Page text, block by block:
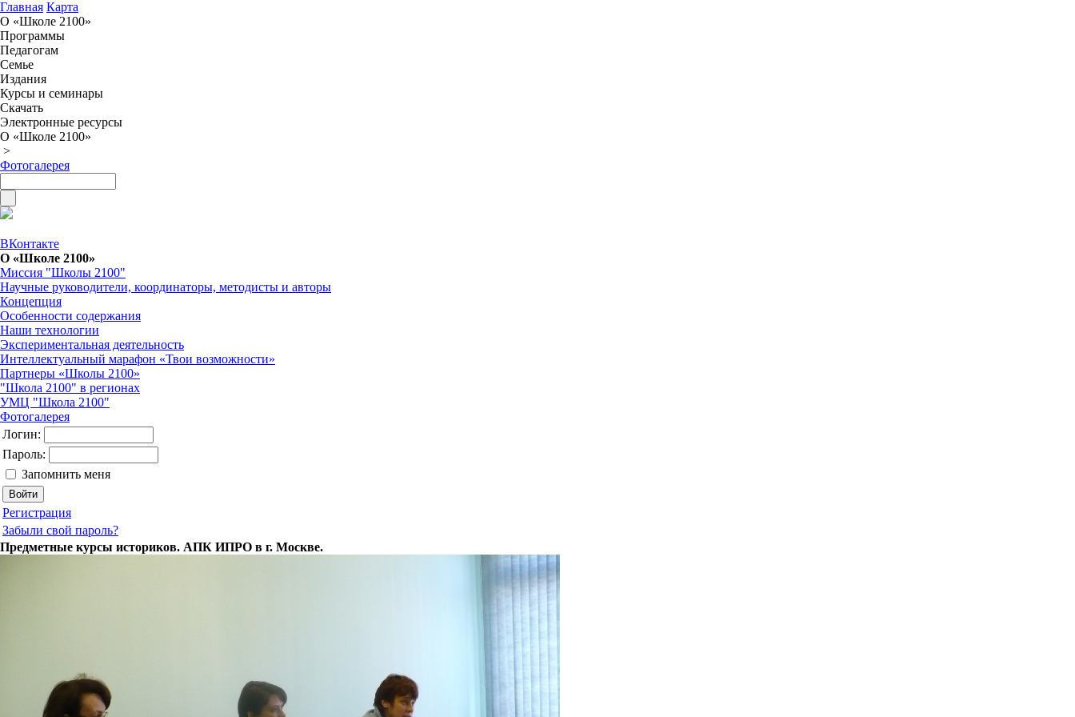
Главная Карта
О «Школе 2100»
Программы
Педагогам
Семье
Издания
Курсы и семинары
Скачать
Электронные ресурсы
О «Школе 2100»
>
Фотогалерея
ВКонтакте
О «Школе 2100»
Миссия "Школы 2100"
Научные руководители, координаторы, методисты и авторы
Концепция
Особенности содержания
Наши технологии
Экспериментальная деятельность
Интеллектуальный марафон «Твои возможности»
Партнеры «Школы 2100»
"Школа 2100" в регионах
УМЦ "Школа 2100"
Фотогалерея
Логин:
Пароль:
Запомнить меня
Регистрация
Забыли свой пароль?
Предметные курсы историков. АПК ИПРО в г. Москве.